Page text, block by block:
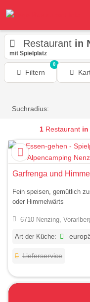
Restaurant in
mit Spielplatz
Filtern
0
Suchradius:
1 Restaurant in
Garfrenga und
Fein speisen, gemütlich
oder Himmelwärts
6710 Nenzing,
Art der Küche:
Lieferservice